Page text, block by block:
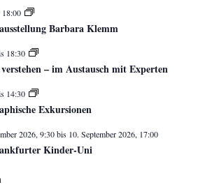
18:00
Barbara Klemm
18:30
– im Austausch mit Experten
14:30
Exkursionen
2026, 9:30bis 10. September 2026, 17:00
Kinder-Uni